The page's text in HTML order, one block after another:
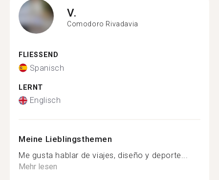
V.
Comodoro Rivadavia
FLIESSEND
Spanisch
LERNT
Englisch
Meine Lieblingsthemen
Me gusta hablar de viajes, diseño y deporte...
Mehr lesen